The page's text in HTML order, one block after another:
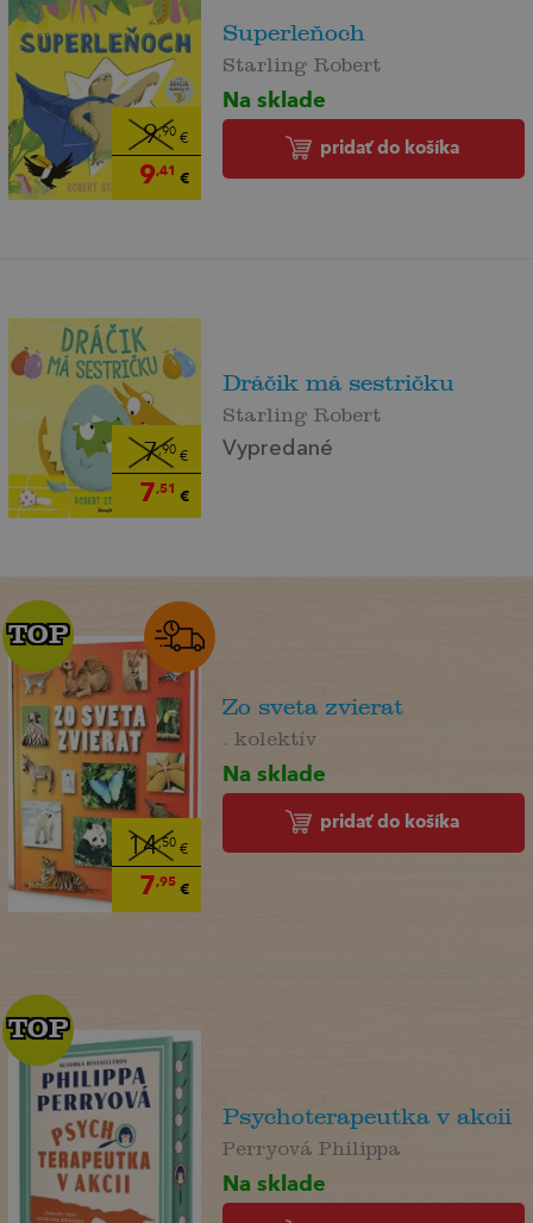
9,90€
9,41 €
Superleňoch
Starling Robert
Na sklade
pridať do košíka
7,90€
7,51 €
Dráčik má sestričku
Starling Robert
Vypredané
14,50€
7,95€
TOP
TOP
Zo sveta zvierat
. kolektív
Na sklade
pridať do košíka
TOP
TOP
Psychoterapeutka v akcii
Perryová Philippa
Na sklade